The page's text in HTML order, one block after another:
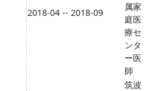
2018-04 -- 2018-09
属家
庭医
療セ
ンタ
ー医
師
筑波